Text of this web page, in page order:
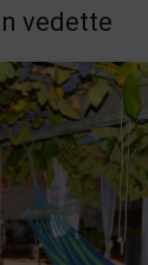
vedette